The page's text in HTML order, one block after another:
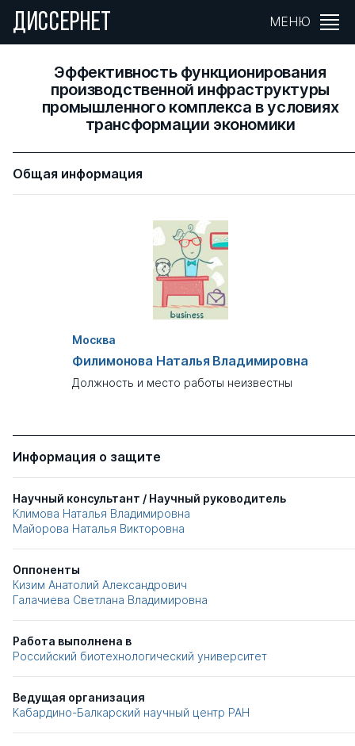
ДИССЕРНЕТ МЕНЮ
Эффективность функционирования
производственной инфраструктуры
промышленного комплекса в условиях
трансформации экономики
Общая информация
Москва
Филимонова Наталья Владимировна
Должность и место работы неизвестны
Информация о защите
Научный консультант / Научный руководитель
Климова Наталья Владимировна
Майорова Наталья Викторовна
Оппоненты
Кизим Анатолий Александрович
Галачиева Светлана Владимировна
Работа выполнена в
Российский биотехнологический университет
Ведущая организация
Кабардино-Балкарский научный центр РАН